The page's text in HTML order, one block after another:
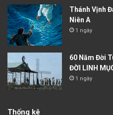
Thánh Vịnh
Niên A
1 ngày
60 Năm Đời
ĐỜI LINH
1 ngày
Thống kê